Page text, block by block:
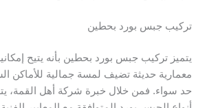
تركيب جبس بورد بحطين
يتميز تركيب جبس بورد بحطين بأنه يتيح
معمارية حديثة تضيف لمسة جمالية للأماكن
حد سواء. فمن خلال خبرة شركة أهل القمة،